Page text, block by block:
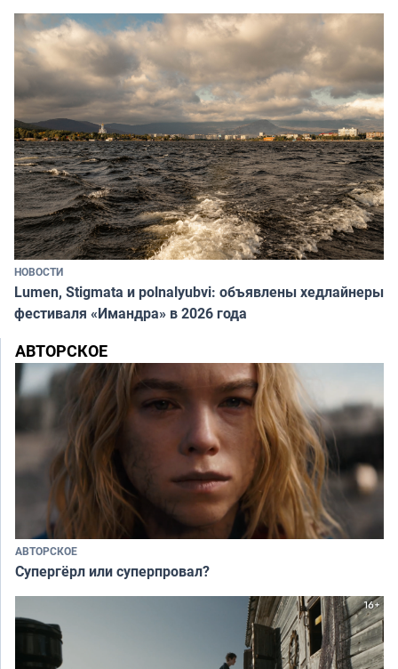
НОВОСТИ
Lumen, Stigmata и polnalyubvi: объявлены хедлайнеры
фестиваля «Имандра» в 2026 года
АВТОРСКОЕ
АВТОРСКОЕ
Супергёрл или суперпровал?